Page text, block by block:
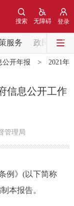
登录
无障碍
搜索
服务 政民互动
中央部委动态
部门动态
政策服务
公开年报 > 2021年
信息公开工作
管理局
例》(以下简称
本报告。